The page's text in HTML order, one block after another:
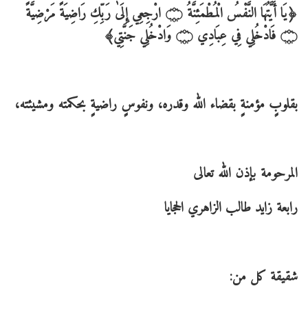
﴿يَا أَيَّتُهَا النَّفْسُ الْمُطْمَئِنَّةُ ۝ ارْجِعِي إِلَىٰ رَبِّكِ رَاضِيَةً مَرْضِيَّةً
۝ فَادْخُلِي فِي عِبَادِي ۝ وَادْخُلِي جَنَّتِي﴾
بقلوبٍ مؤمنةٍ بقضاء الله وقدره، ونفوسٍ راضيةٍ بحكمته ومشيئته،
المرحومة بإذن الله تعالى
رابعة زايد طالب الزاهري الحجايا
شقيقة كل من: